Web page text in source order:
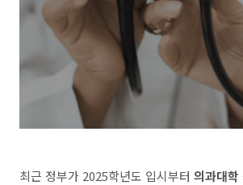
최근 정부가 2025학년도 입시부터 의과대